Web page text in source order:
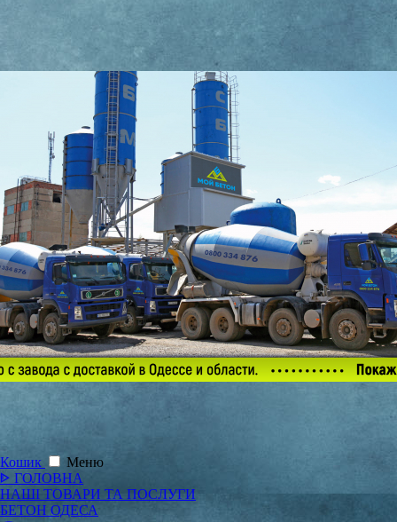
Кошик
Меню
ᐈ ГОЛОВНА
НАШІ ТОВАРИ ТА ПОСЛУГИ
БЕТОН ОДЕСА